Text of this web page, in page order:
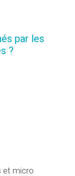
par les
?
et micro